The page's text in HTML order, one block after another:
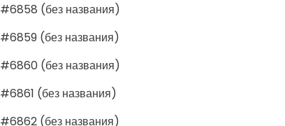
#6858 (без названия)
#6859 (без названия)
#6860 (без названия)
#6861 (без названия)
#6862 (без названия)